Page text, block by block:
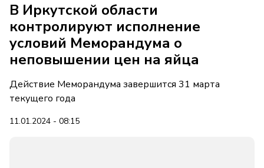
В Иркутской области
контролируют исполнение
условий Меморандума о
неповышении цен на яйца
Действие Меморандума завершится 31 марта
текущего года
11.01.2024 - 08:15